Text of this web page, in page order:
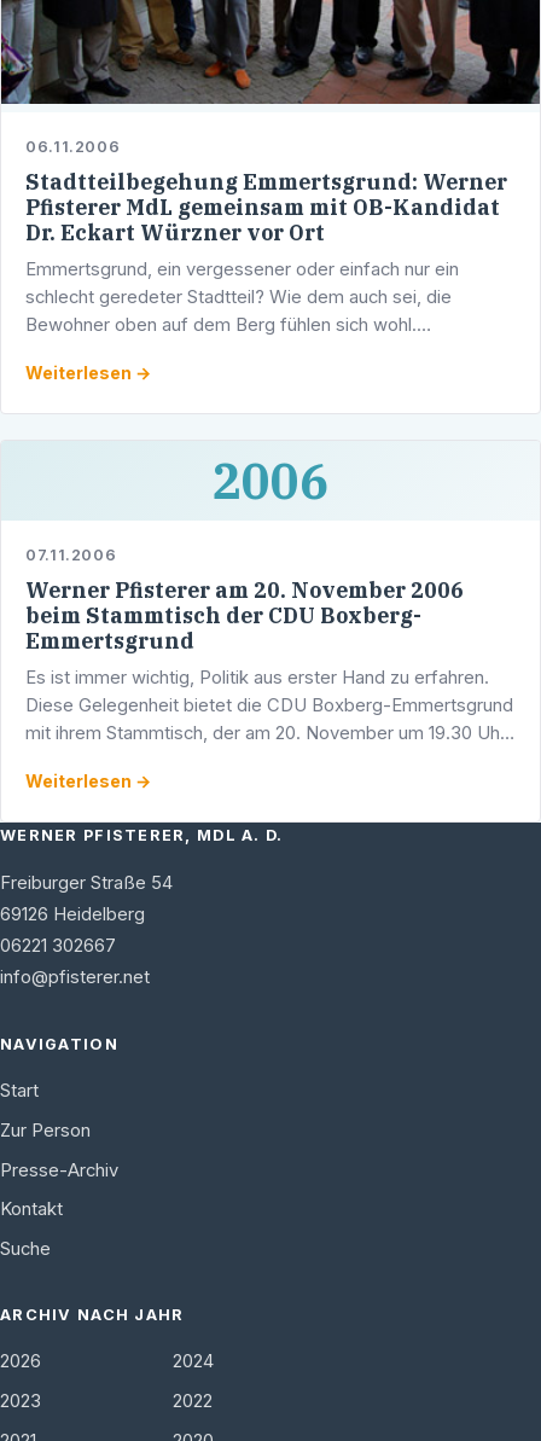
06.11.2006
Stadtteilbegehung Emmertsgrund: Werner
Pfisterer MdL gemeinsam mit OB-Kandidat
Dr. Eckart Würzner vor Ort
Emmertsgrund, ein vergessener oder einfach nur ein
schlecht geredeter Stadtteil? Wie dem auch sei, die
Bewohner oben auf dem Berg fühlen sich wohl.
manchmal …
Weiterlesen →
2006
07.11.2006
Werner Pfisterer am 20. November 2006
beim Stammtisch der CDU Boxberg-
Emmertsgrund
Es ist immer wichtig, Politik aus erster Hand zu erfahren.
Diese Gelegenheit bietet die CDU Boxberg-Emmertsgrund
mit ihrem Stammtisch, der am 20. November um 19.30 Uhr
Weiterlesen →
WERNER PFISTERER, MDL A. D.
Freiburger Straße 54
69126 Heidelberg
06221 302667
info@pfisterer.net
NAVIGATION
Start
Zur Person
Presse-Archiv
Kontakt
Suche
ARCHIV NACH JAHR
2026
2024
2023
2022